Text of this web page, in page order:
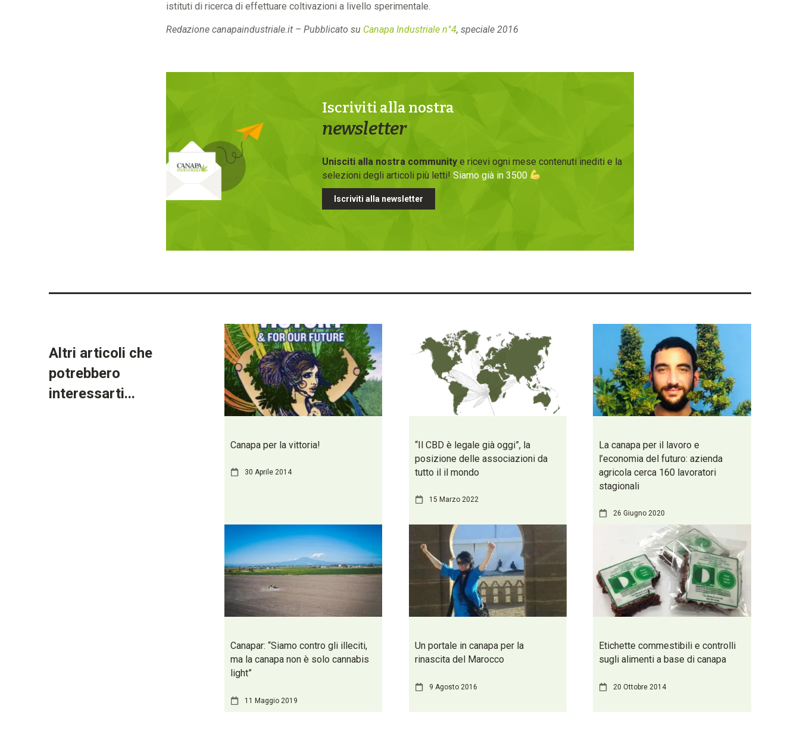
istituti di ricerca di effettuare coltivazioni a livello sperimentale.
Redazione canapaindustriale.it – Pubblicato su Canapa Industriale n°4, speciale 2016
Iscriviti alla nostra
newsletter
Unisciti alla nostra communitye ricevi ogni mese contenuti inediti e la
selezioni degli articoli più letti! Siamo già in 3500
Iscriviti alla newsletter
Altri articoli che
potrebbero
interessarti...
Canapa per la vittoria!
30 Aprile 2014
“Il CBD è legale già oggi”, la
posizione delle associazioni da
tutto il il mondo
15 Marzo 2022
La canapa per il lavoro e
l’economia del futuro: azienda
agricola cerca 160 lavoratori
stagionali
26 Giugno 2020
Canapar: “Siamo contro gli illeciti,
ma la canapa non è solo cannabis
light”
11 Maggio 2019
Un portale in canapa per la
rinascita del Marocco
9 Agosto 2016
Etichette commestibili e controlli
sugli alimenti a base di canapa
20 Ottobre 2014